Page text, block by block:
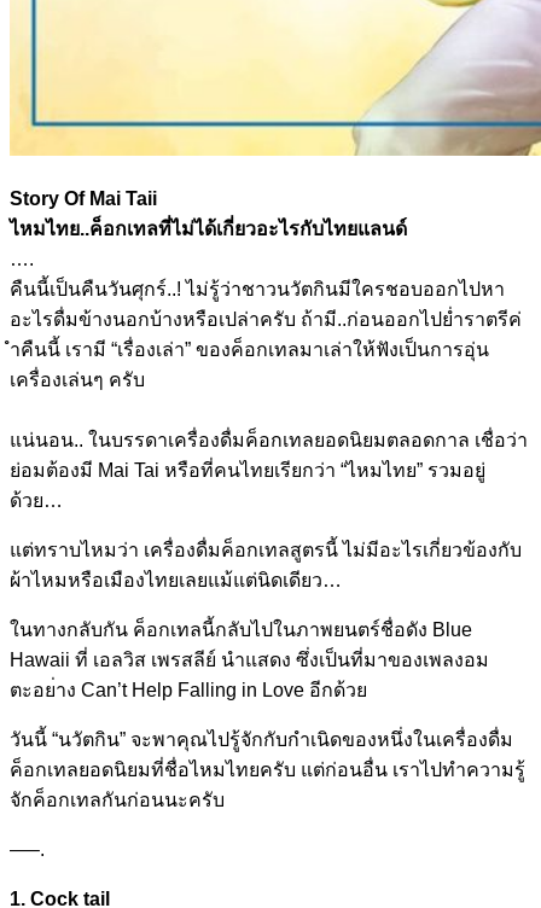
Story Of Mai Taii
ไหมไทย..ค็อกเทลที่ไม่ได้เกี่ยวอะไรกับไทยแลนด์
….
คืนนี้เป็นคืนวันศุกร์..! ไม่รู้ว่าชาวนวัตกินมีใครชอบออกไปหา
อะไรดื่มข้างนอกบ้างหรือเปล่าครับ ถ้ามี..ก่อนออกไปย่ำราตรีค่
ำคืนนี้ เรามี “เรื่องเล่า” ของค็อกเทลมาเล่าให้ฟังเป็นการอุ่น
เครื่องเล่นๆ ครับ
แน่นอน.. ในบรรดาเครื่องดื่มค็อกเทลยอดนิยมตลอดกาล เชื่อว่า
ย่อมต้องมี Mai Tai หรือที่คนไทยเรียกว่า “ไหมไทย” รวมอยู่
ด้วย…
แต่ทราบไหมว่า เครื่องดื่มค็อกเทลสูตรนี้ ไม่มีอะไรเกี่ยวข้องกับ
ผ้าไหมหรือเมืองไทยเลยแม้แต่นิดเดียว…
ในทางกลับกัน ค็อกเทลนี้กลับไปในภาพยนตร์ชื่อดัง Blue
Hawaii ที่ เอลวิส เพรสลีย์ นำแสดง ซึ่งเป็นที่มาของเพลงอม
ตะอย่าง Can’t Help Falling in Love อีกด้วย
วันนี้ “นวัตกิน” จะพาคุณไปรู้จักกับกำเนิดของหนึ่งในเครื่องดื่ม
ค็อกเทลยอดนิยมที่ชื่อไหมไทยครับ แต่ก่อนอื่น เราไปทำความรู้
จักค็อกเทลกันก่อนนะครับ
—–.
1. Cock tail